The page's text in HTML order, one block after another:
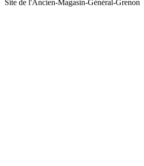
Site de l'Ancien-Magasin-Général-Grenon